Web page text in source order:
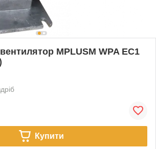
MPLUSM WPA EC1
Купити